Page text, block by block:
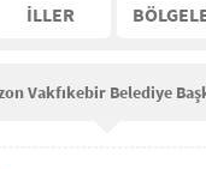
İLLER
Vakfıkebir Belediye